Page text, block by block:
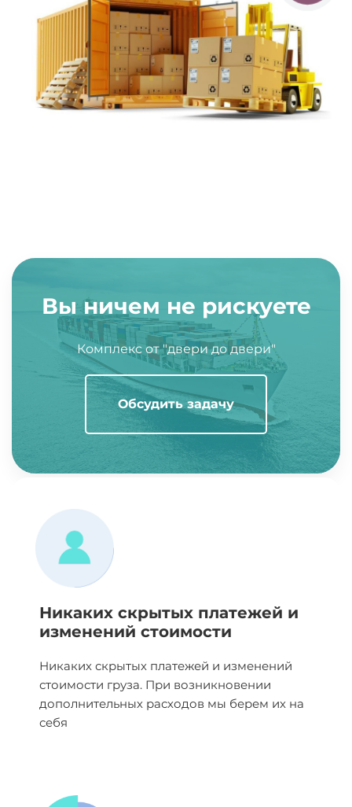
Вы ничем не рискуете
Комплекс от "двери до двери"
Обсудить задачу
Никаких скрытых платежей и
изменений стоимости
Никаких скрытых платежей и изменений
стоимости груза. При возникновении
дополнительных расходов мы берем их на
себя